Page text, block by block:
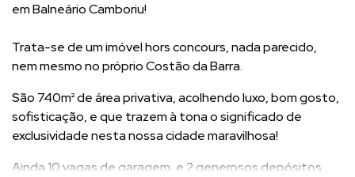
em Balneário Camboriu!
Trata-se de um imóvel hors concours, nada parecido,
nem mesmo no próprio Costão da Barra.
São 740m² de área privativa, acolhendo luxo, bom gosto,
sofisticação, e que trazem à tona o significado de
exclusividade nesta nossa cidade maravilhosa!
Ainda 10 vagas de garagem, e 2 generosos depósitos.